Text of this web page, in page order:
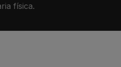
física.